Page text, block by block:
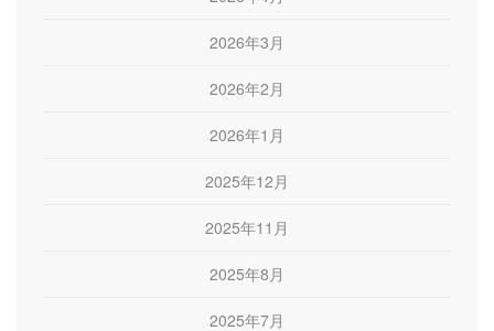
2026年3月
2026年2月
2026年1月
2025年12月
2025年11月
2025年8月
2025年7月